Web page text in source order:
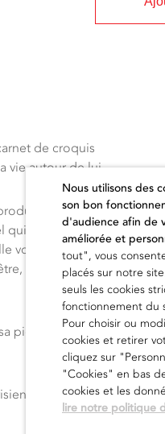
de croquis
vie autour de lui.
« Les
qui jouxte Idem, à
voit alors une
et il en saisit
pierre à Idem,
« Les rues
Nous utilisons des
son bon
d'audience afin de
améliorée et
tout", vous
placés sur notre
seuls les cookies
fonctionnement du
Pour choisir ou
cookies et retirer
cliquez sur
"Cookies" en bas
cookies et les
lire notre politique